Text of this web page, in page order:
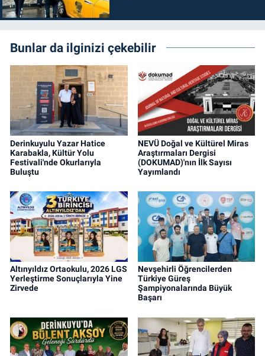
Bunlar da ilginizi çekebilir
Derinkuyulu Yazar Hatice
Karabakla, Kültür Yolu
Festivali'nde Okurlarıyla
Buluştu
NEVÜ Doğal ve Kültürel Miras
Araştırmaları Dergisi
(DOKUMAD)'nın İlk Sayısı
Yayımlandı
Altınyıldız Ortaokulu, 2026 LGS
Yerleştirme Sonuçlarıyla Yine
Zirvede
Nevşehirli Öğrencilerden
Türkiye Güreş
Şampiyonalarında Büyük
Başarı